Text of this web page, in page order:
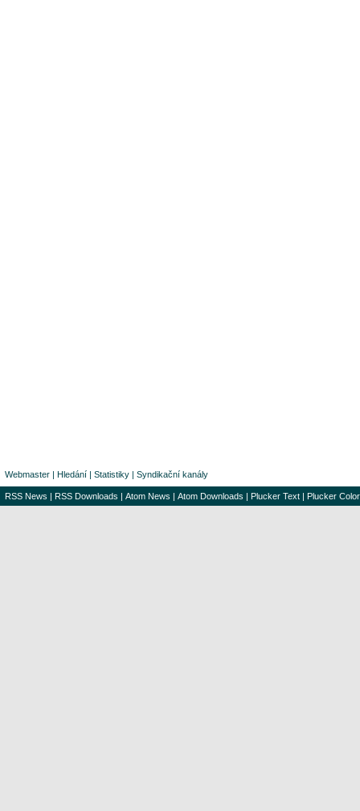
Webmaster | Hledání | Statistiky | Syndikační kanály
RSS News | RSS Downloads | Atom News | Atom Downloads | Plucker Text | Plucker Color